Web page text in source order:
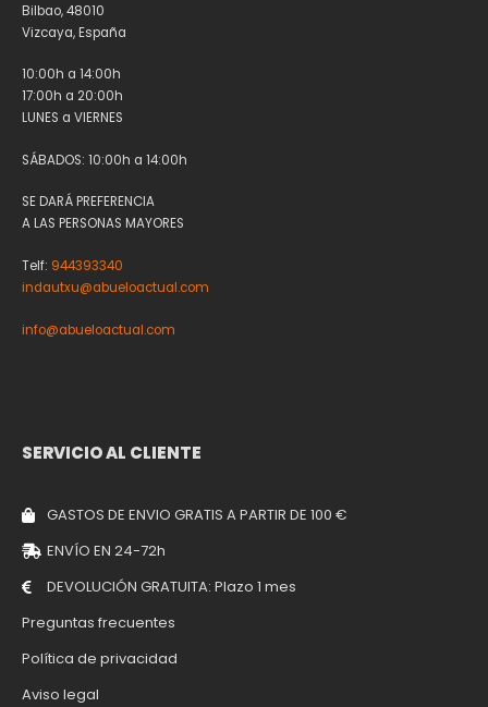
Bilbao, 48010
Vizcaya, España
10:00h a 14:00h
17:00h a 20:00h
LUNES a VIERNES
SÁBADOS: 10:00h a 14:00h
SE DARÁ PREFERENCIA
A LAS PERSONAS MAYORES
Telf: 944393340
indautxu@abueloactual.com
info@abueloactual.com
SERVICIO AL CLIENTE
GASTOS DE ENVIO GRATIS A PARTIR DE 100 €
ENVÍO EN 24-72h
DEVOLUCIÓN GRATUITA: Plazo 1 mes
Preguntas frecuentes
Política de privacidad
Aviso legal